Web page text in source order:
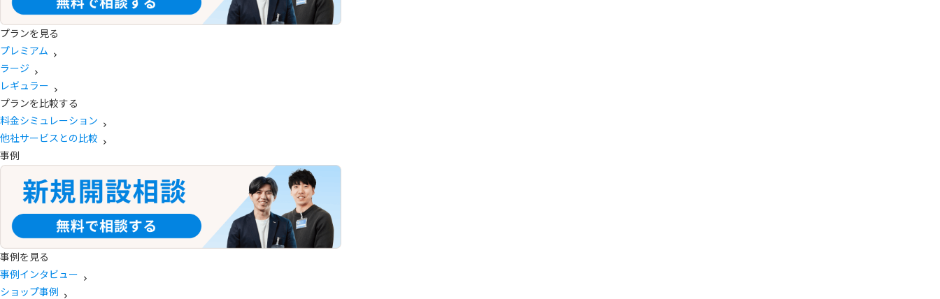
プランを見る
プレミアム
ラージ
レギュラー
プランを比較する
料金シミュレーション
他社サービスとの比較
事例
事例を見る
事例インタビュー
ショップ事例